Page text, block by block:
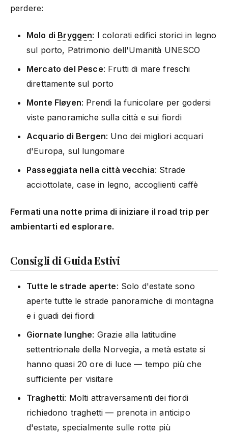
perdere:
Molo di Bryggen: I colorati edifici storici in legno
sul porto, Patrimonio dell'Umanità UNESCO
Mercato del Pesce: Frutti di mare freschi
direttamente sul porto
Monte Fløyen: Prendi la funicolare per godersi
viste panoramiche sulla città e sui fiordi
Acquario di Bergen: Uno dei migliori acquari
d'Europa, sul lungomare
Passeggiata nella città vecchia: Strade
acciottolate, case in legno, accoglienti caffè
Fermati una notte prima di iniziare il road trip per
ambientarti ed esplorare.
Consigli di Guida Estivi
Tutte le strade aperte: Solo d'estate sono
aperte tutte le strade panoramiche di montagna
e i guadi dei fiordi
Giornate lunghe: Grazie alla latitudine
settentrionale della Norvegia, a metà estate si
hanno quasi 20 ore di luce — tempo più che
sufficiente per visitare
Traghetti: Molti attraversamenti dei fiordi
richiedono traghetti — prenota in anticipo
d'estate, specialmente sulle rotte più